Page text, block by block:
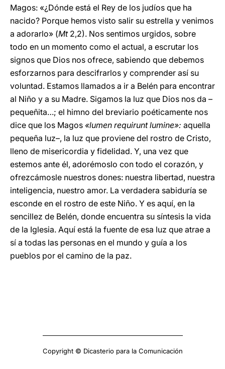
Magos: «¿Dónde está el Rey de los judíos que ha
nacido? Porque hemos visto salir su estrella y venimos
a adorarlo» (Mt2,2). Nos sentimos urgidos, sobre
todo en un momento como el actual, a escrutar los
signos que Dios nos ofrece, sabiendo que debemos
esforzarnos para descifrarlos y comprender así su
voluntad. Estamos llamados a ir a Belén para encontrar
al Niño y a su Madre. Sigamos la luz que Dios nos da –
pequeñita…; el himno del breviario poéticamente nos
dice que los Magos «lumen requirunt lumine»: aquella
pequeña luz–, la luz que proviene del rostro de Cristo,
lleno de misericordia y fidelidad. Y, una vez que
estemos ante él, adorémoslo con todo el corazón, y
ofrezcámosle nuestros dones: nuestra libertad, nuestra
inteligencia, nuestro amor. La verdadera sabiduría se
esconde en el rostro de este Niño. Y es aquí, en la
sencillez de Belén, donde encuentra su síntesis la vida
de la Iglesia. Aquí está la fuente de esa luz que atrae a
sí a todas las personas en el mundo y guía a los
pueblos por el camino de la paz.
Copyright © Dicasterio para la Comunicación